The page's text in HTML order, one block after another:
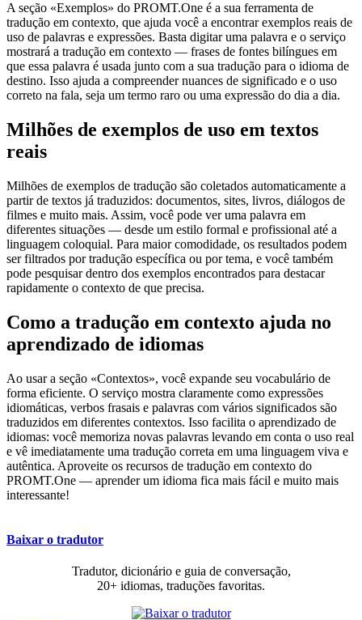
A seção «Exemplos» do PROMT.One é a sua ferramenta de
tradução em contexto, que ajuda você a encontrar exemplos reais de
uso de palavras e expressões. Basta digitar uma palavra e o serviço
mostrará a tradução em contexto — frases de fontes bilíngues em
que essa palavra é usada junto com a sua tradução para o idioma de
destino. Isso ajuda a compreender nuances de significado e o uso
correto na fala, seja um termo raro ou uma expressão do dia a dia.
Milhões de exemplos de uso em textos
reais
Milhões de exemplos de tradução são coletados automaticamente a
partir de textos já traduzidos: documentos, sites, livros, diálogos de
filmes e muito mais. Assim, você pode ver uma palavra em
diferentes situações — desde um estilo formal e profissional até a
linguagem coloquial. Para maior comodidade, os resultados podem
ser filtrados por tradução específica ou por tema, e você também
pode pesquisar dentro dos exemplos encontrados para destacar
rapidamente o contexto de que precisa.
Como a tradução em contexto ajuda no
aprendizado de idiomas
Ao usar a seção «Contextos», você expande seu vocabulário de
forma eficiente. O serviço mostra claramente como expressões
idiomáticas, verbos frasais e palavras com vários significados são
traduzidos em diferentes contextos. Isso facilita o aprendizado de
idiomas: você memoriza novas palavras levando em conta o uso real
e vê imediatamente uma tradução correta em uma linguagem viva e
autêntica. Aproveite os recursos de tradução em contexto do
PROMT.One — aprender um idioma fica mais fácil e muito mais
interessante!
Baixar o tradutor
Tradutor, dicionário e guia de conversação,
20+ idiomas, traduções favoritas.